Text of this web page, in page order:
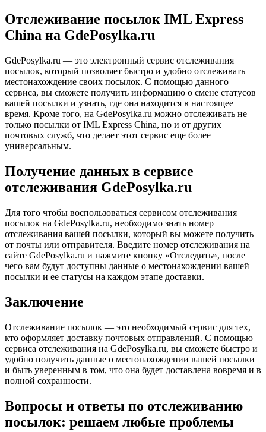
Отслеживание посылок IML Express
China на GdePosylka.ru
GdePosylka.ru — это электронный сервис отслеживания
посылок, который позволяет быстро и удобно отслеживать
местонахождение своих посылок. С помощью данного
сервиса, вы сможете получить информацию о смене статусов
вашей посылки и узнать, где она находится в настоящее
время. Кроме того, на GdePosylka.ru можно отслеживать не
только посылки от IML Express China, но и от других
почтовых служб, что делает этот сервис еще более
универсальным.
Получение данных в сервисе
отслеживания GdePosylka.ru
Для того чтобы воспользоваться сервисом отслеживания
посылок на GdePosylka.ru, необходимо знать номер
отслеживания вашей посылки, который вы можете получить
от почты или отправителя. Введите номер отслеживания на
сайте GdePosylka.ru и нажмите кнопку «Отследить», после
чего вам будут доступны данные о местонахождении вашей
посылки и ее статусы на каждом этапе доставки.
Заключение
Отслеживание посылок — это необходимый сервис для тех,
кто оформляет доставку почтовых отправлений. С помощью
сервиса отслеживания на GdePosylka.ru, вы сможете быстро и
удобно получить данные о местонахождении вашей посылки
и быть уверенным в том, что она будет доставлена вовремя и в
полной сохранности.
Вопросы и ответы по отслеживанию
посылок: решаем любые проблемы